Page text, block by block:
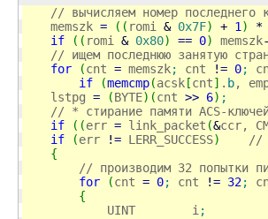
// вычисляем номер последнего
    memszk
= ( ( romi & 0x7F) + 1 ) *
if
( ( romi & 0x80) == 0) memszk
// ищем последнюю занятую
for
(cnt = memszk; cnt != 0;
if
(memcmp(acsk [cnt] . b,
    lstpg
= (BYTE) (cnt >> 6) ;
// * стирание памяти ACS-
if
( (err = link_packet (&ccr,
if
(err != LERR_SUCCESS)
//
{
// производим 32 попытки
for
(cnt = 0; cnt != 32;
{
            UINT        i
;